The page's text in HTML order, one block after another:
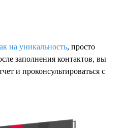
на уникальность, просто
заполнения контактов, вы
и проконсультироваться с